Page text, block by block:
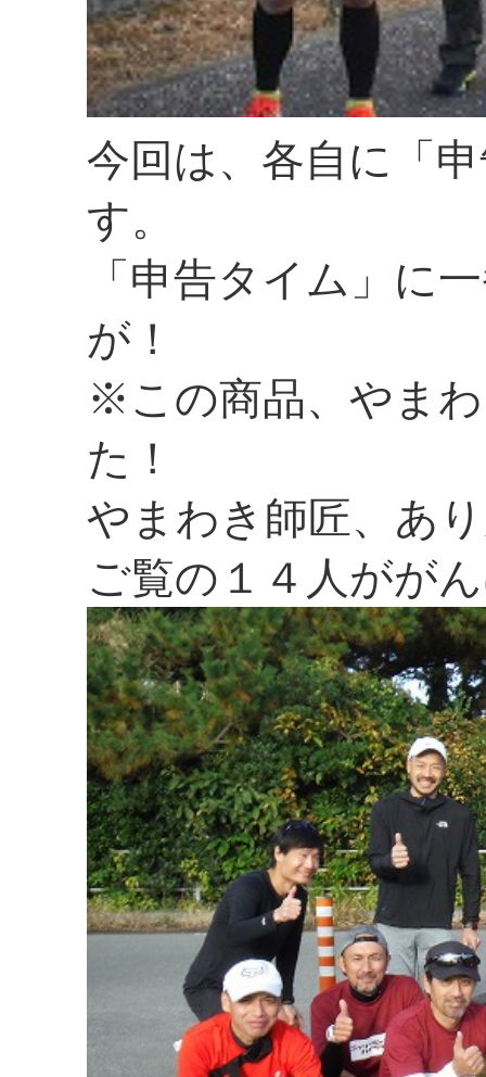
今回は、各自に「
す。
「申告タイム」に
が！
※この商品、やま
た！
やまわき師匠、あ
ご覧の１４人がが